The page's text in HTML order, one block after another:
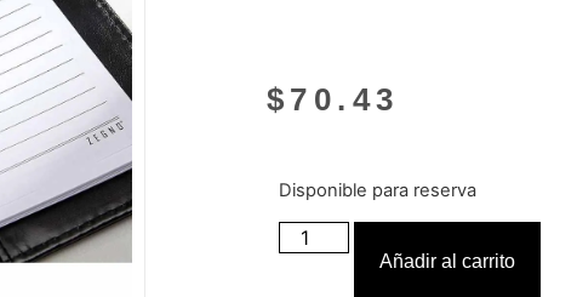
$ 70.43
Disponible para reserva
Añadir al carrito